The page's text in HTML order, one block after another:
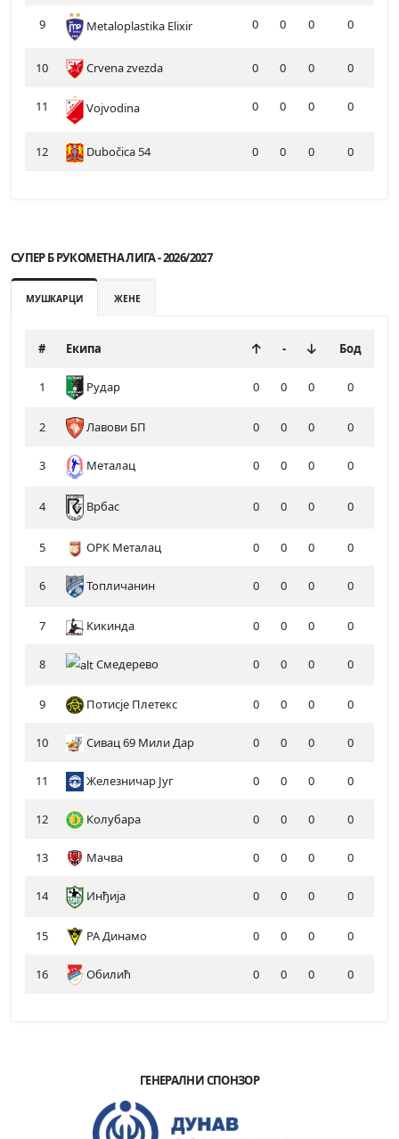
9 Metaloplastika Elixir 0 0 0 0
10 Crvena zvezda 0 0 0 0
11 Vojvodina 0 0 0 0
12 Dubočica 54 0 0 0 0
СУПЕР Б РУКОМЕТНА ЛИГА - 2026/2027
МУШКАРЦИ ЖЕНЕ
# Екипа - Бод
1 Рудар 0 0 0 0
2 Лавови БП 0 0 0 0
3 Металац 0 0 0 0
4 Врбас 0 0 0 0
5 ОРК Металац 0 0 0 0
6 Топличанин 0 0 0 0
7 Кикинда 0 0 0 0
8 Смедерево 0 0 0 0
9 Потисје Плетекс 0 0 0 0
10 Сивац 69 Мили Дар 0 0 0 0
11 Железничар Југ 0 0 0 0
12 Колубара 0 0 0 0
13 Мачва 0 0 0 0
14 Инђија 0 0 0 0
15 РА Динамо 0 0 0 0
16 Обилић 0 0 0 0
ГЕНЕРАЛНИ СПОНЗОР